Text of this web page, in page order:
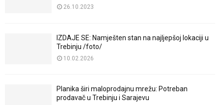
26.10.2023
IZDAJE SE: Namješten stan na najljepšoj lokaciji u
Trebinju /foto/
10.02.2026
Planika širi maloprodajnu mrežu: Potreban
prodavač u Trebinju i Sarajevu